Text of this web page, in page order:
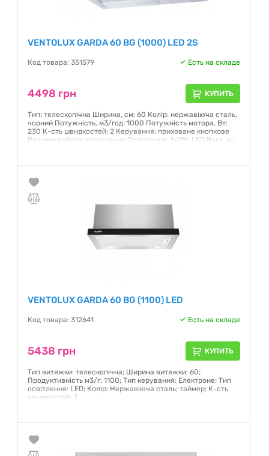
VENTOLUX GARDA 60 BG (1000) LED 2S
Код товара: 351579 Есть на складе
4498 грн КУПИТЬ
Тип: телескопічна Ширина, см: 60 Колір: нержавіюча сталь,
чорний Потужність, м3/год: 1000 Потужність мотора, Вт:
230 К-сть швидкостей: 2 Керування: приховане кнопкове
Режими роботи: відведення Освітлення: 1х2Вт LED Вага, кг:
Гарантия:12 месяцев
VENTOLUX GARDA 60 BG (1100) LED
Код товара: 312641 Есть на складе
5438 грн КУПИТЬ
Тип витяжки: телескопічна; Ширина витяжки: 60;
Продуктивність м3/г: 1100; Тип керування: Електроне; Тип
освітлення: LED; Колір: Нержавіюча сталь; таймер; К-сть
швидкостей: 3